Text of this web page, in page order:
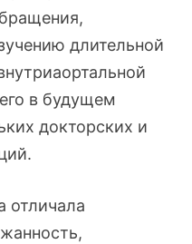
длительной
в будущем
до­кторских и
отличала